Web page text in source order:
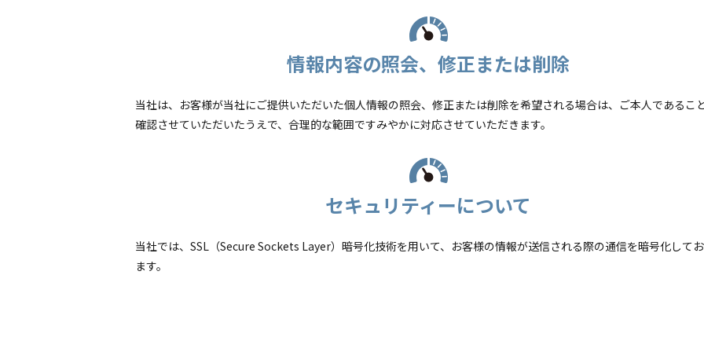
情報内容の照会、修正または削除
当社は、お客様が当社にご提供いただいた個人情報の照会、修正または削除を希望される場合は、ご本人であるこ
確認させていただいたうえで、合理的な範囲ですみやかに対応させていただきます。
セキュリティーについて
当社では、SSL（Secure Sockets Layer）暗号化技術を用いて、お客様の情報が送信される際の通信を暗号化して
ます。